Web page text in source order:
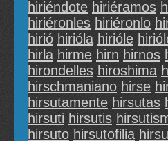
hiriéndote hiriéramos
hiriéronles hiriéronlo
hirió hirióla hirióle
hirla hirme hirn hirnos
hirondelles hiroshima
hirschmaniano hirse
hirsutamente hirsutas
hirsuti hirsutis
hirsuto hirsutofilia